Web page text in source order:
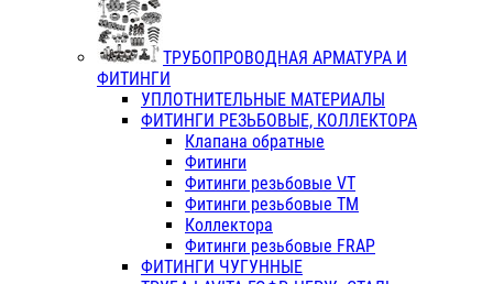
ТРУБОПРОВОДНАЯ АРМАТУРА И
ФИТИНГИ
УПЛОТНИТЕЛЬНЫЕ МАТЕРИАЛЫ
ФИТИНГИ РЕЗЬБОВЫЕ, КОЛЛЕКТОРА
Клапана обратные
Фитинги
Фитинги резьбовые VT
Фитинги резьбовые ТМ
Коллектора
Фитинги резьбовые FRAP
ФИТИНГИ ЧУГУННЫЕ